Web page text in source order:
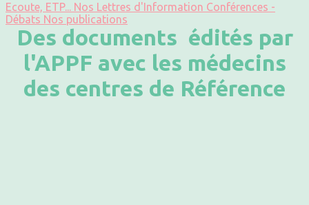
Ecoute, ETP... Nos Lettres d'Information Conférences -
Débats Nos publications
Des documents édités par
l'APPF avec les médecins
des centres de Référence